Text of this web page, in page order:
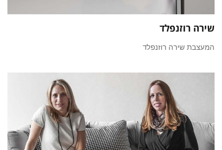
שירה רוזנפלד
המעצבת שירה רוזנפלד